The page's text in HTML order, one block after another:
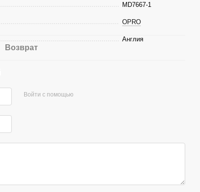
MD7667-1
OPRO
Англия
Возврат
Войти с помощью